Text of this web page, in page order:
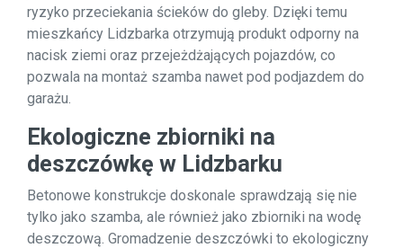
ryzyko przeciekania ścieków do gleby. Dzięki temu
mieszkańcy Lidzbarka otrzymują produkt odporny na
nacisk ziemi oraz przejeżdżających pojazdów, co
pozwala na montaż szamba nawet pod podjazdem do
garażu.
Ekologiczne zbiorniki na
deszczówkę w Lidzbarku
Betonowe konstrukcje doskonale sprawdzają się nie
tylko jako szamba, ale również jako zbiorniki na wodę
deszczową. Gromadzenie deszczówki to ekologiczny